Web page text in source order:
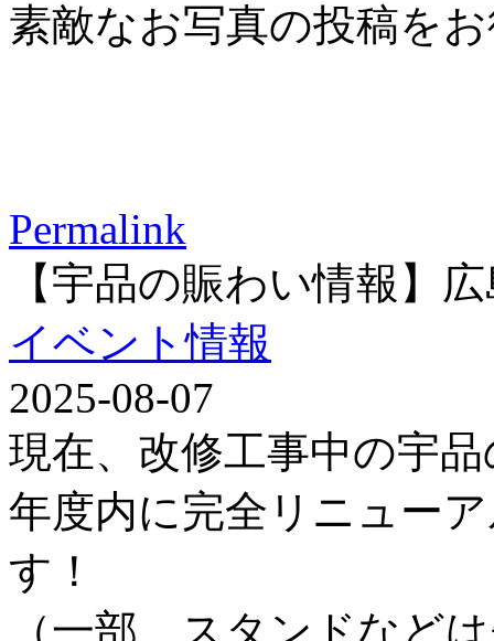
素敵なお写真の投稿を
Permalink
【宇品の賑わい情報】
イベント情報
2025-08-07
現在、改修工事中の宇
年度内に完全リニュー
す！
（一部、スタンドなど